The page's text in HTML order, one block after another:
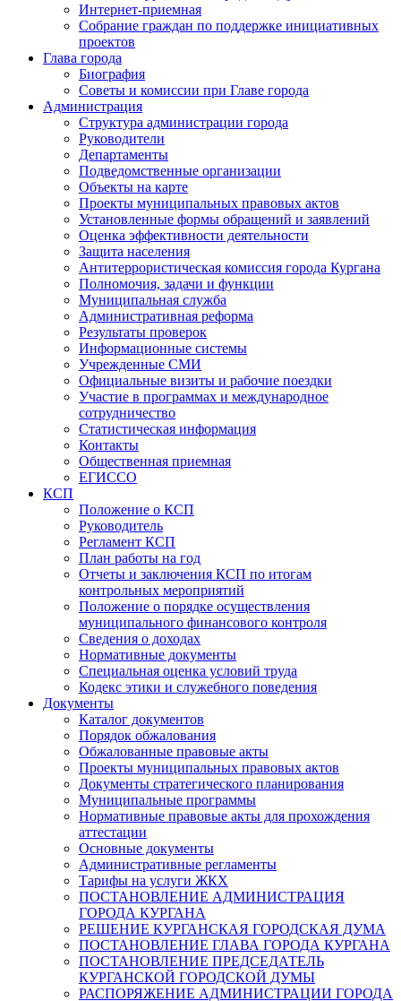
Интернет-приемная
Собрание граждан по поддержке инициативных
проектов
Глава города
Биография
Советы и комиссии при Главе города
Администрация
Структура администрации города
Руководители
Департаменты
Подведомственные организации
Объекты на карте
Проекты муниципальных правовых актов
Установленные формы обращений и заявлений
Оценка эффективности деятельности
Защита населения
Антитеррористическая комиссия города Кургана
Полномочия, задачи и функции
Муниципальная служба
Административная реформа
Результаты проверок
Информационные системы
Учрежденные СМИ
Официальные визиты и рабочие поездки
Участие в программах и международное
сотрудничество
Статистическая информация
Контакты
Общественная приемная
ЕГИССО
КСП
Положение о КСП
Руководитель
Регламент КСП
План работы на год
Отчеты и заключения КСП по итогам
контрольных мероприятий
Положение о порядке осуществления
муниципального финансового контроля
Сведения о доходах
Нормативные документы
Специальная оценка условий труда
Кодекс этики и служебного поведения
Документы
Каталог документов
Порядок обжалования
Обжалованные правовые акты
Проекты муниципальных правовых актов
Документы стратегического планирования
Муниципальные программы
Нормативные правовые акты для прохождения
аттестации
Основные документы
Административные регламенты
Тарифы на услуги ЖКХ
ПОСТАНОВЛЕНИЕ АДМИНИСТРАЦИЯ
ГОРОДА КУРГАНА
РЕШЕНИЕ КУРГАНСКАЯ ГОРОДСКАЯ ДУМА
ПОСТАНОВЛЕНИЕ ГЛАВА ГОРОДА КУРГАНА
ПОСТАНОВЛЕНИЕ ПРЕДСЕДАТЕЛЬ
КУРГАНСКОЙ ГОРОДСКОЙ ДУМЫ
РАСПОРЯЖЕНИЕ АДМИНИСТРАЦИИ ГОРОДА